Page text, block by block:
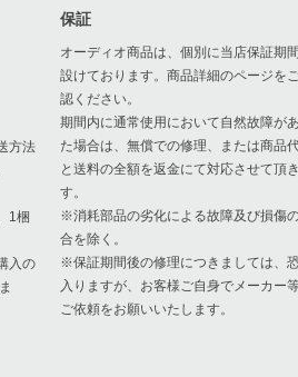
方法
1梱
入の
保証
オーディオ商品は、個別に当店保証期
設けております。商品詳細のページを
認ください。
期間内に通常使用において自然故障が
た場合は、無償での修理、または商品
と送料の全額を返金にて対応させて頂
す。
※消耗部品の劣化による故障及び損傷
合を除く。
※保証期間後の修理につきましては、
入りますが、お客様ご自身でメーカー
ご依頼をお願いいたします。